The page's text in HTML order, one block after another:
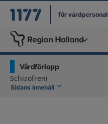
för vårdpersonal
Du har valt regionHalland
Vårdförlopp
Schizofreni
Sidans innehåll